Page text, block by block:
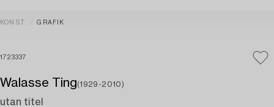
KONST GRAFIK
1723337
Walasse Ting(1929-2010)
utan titel